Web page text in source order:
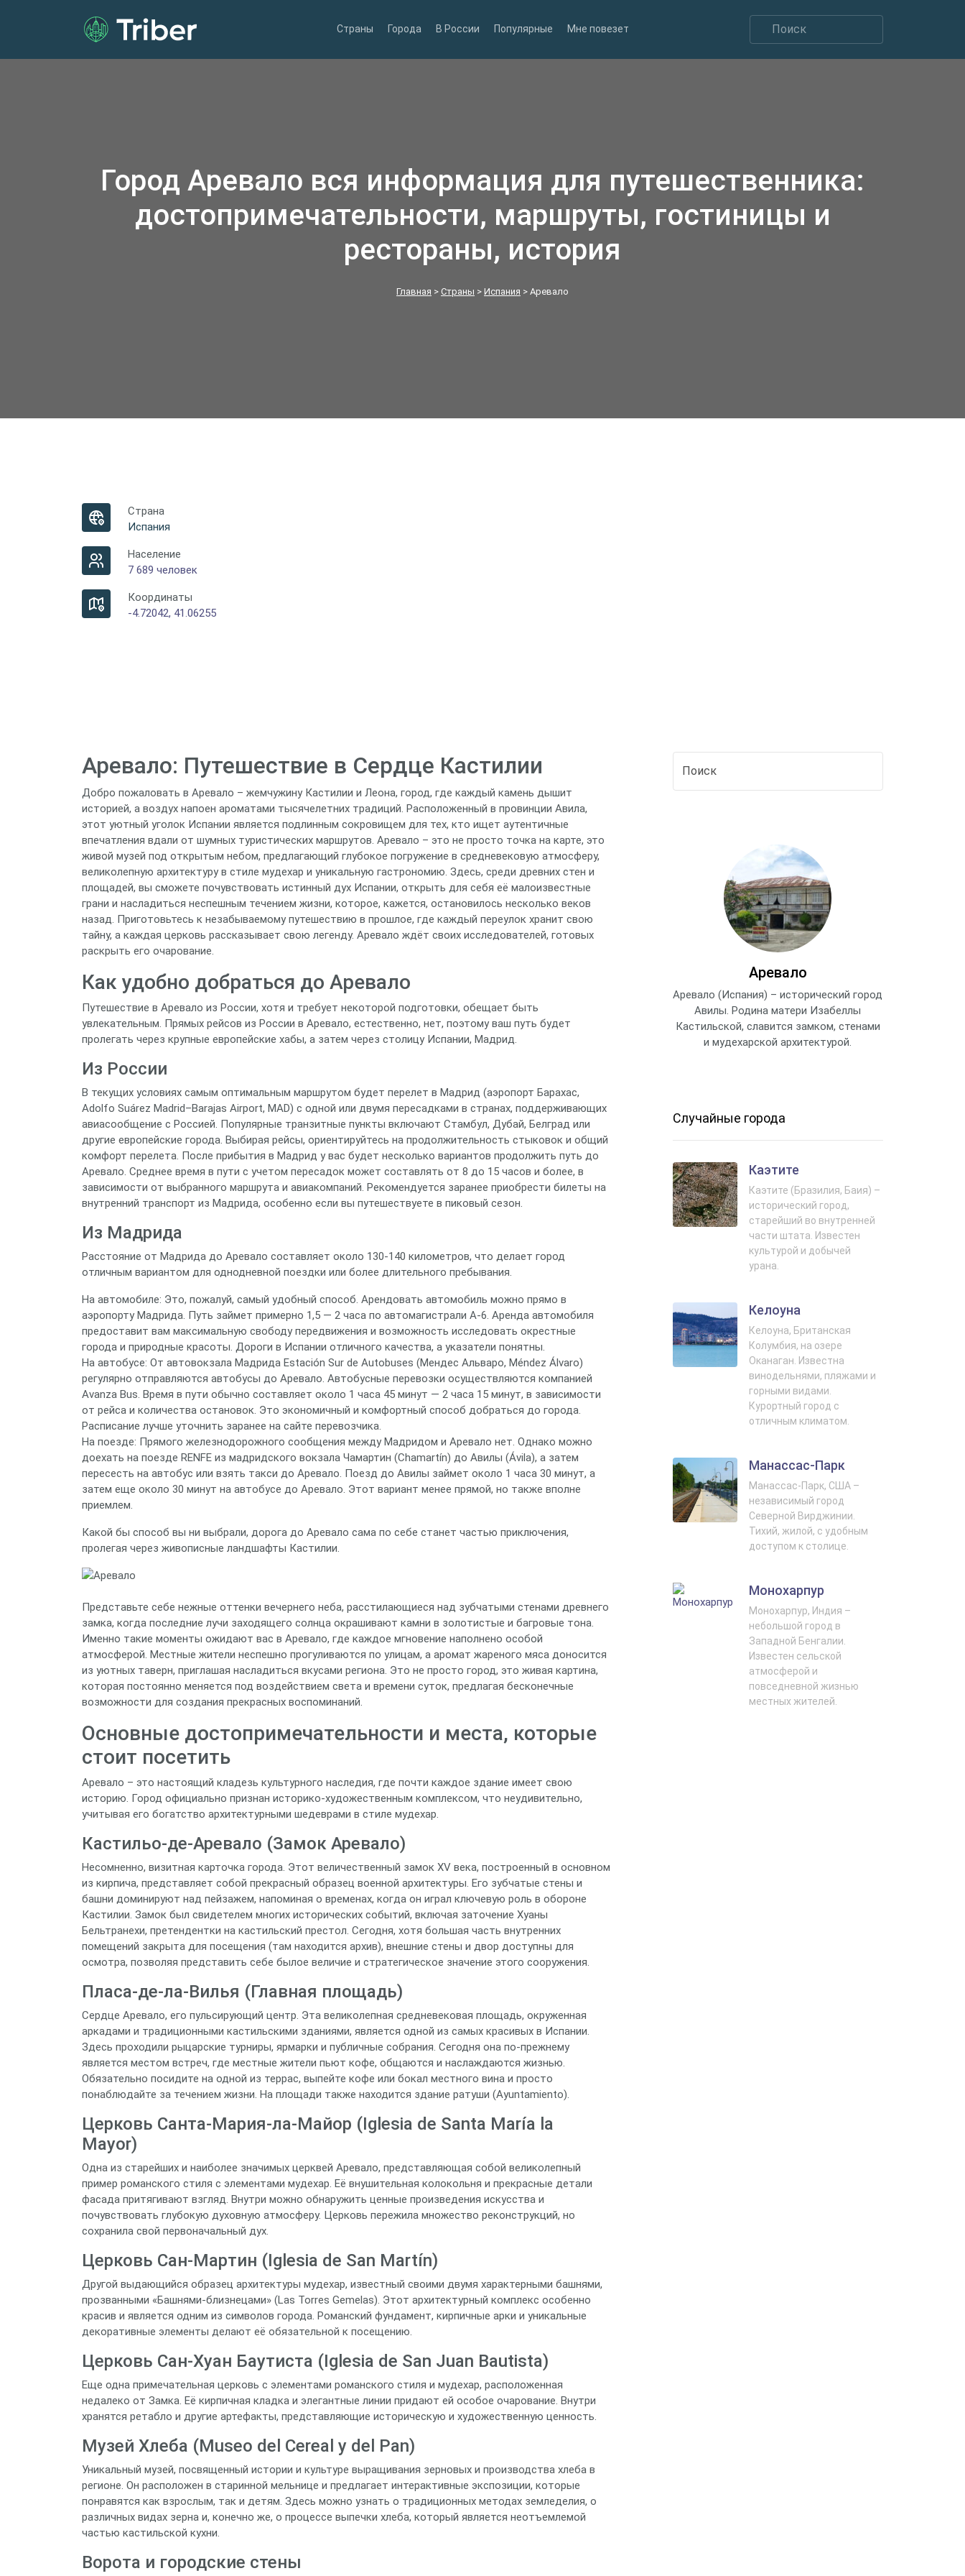
Страны Города В России Популярные Мне повезет
Город Аревало вся информация для путешественника:
достопримечательности, маршруты, гостиницы и
рестораны, история
Главная > Страны > Испания > Аревало
Страна
Испания
Население
7 689 человек
Координаты
-4.72042, 41.06255
Аревало: Путешествие в Сердце Кастилии
Добро пожаловать в Аревало – жемчужину Кастилии и Леона, город, где каждый камень дышит
историей, а воздух напоен ароматами тысячелетних традиций. Расположенный в провинции Авила,
этот уютный уголок Испании является подлинным сокровищем для тех, кто ищет аутентичные
впечатления вдали от шумных туристических маршрутов. Аревало – это не просто точка на карте, это
живой музей под открытым небом, предлагающий глубокое погружение в средневековую атмосферу,
великолепную архитектуру в стиле мудехар и уникальную гастрономию. Здесь, среди древних стен и
площадей, вы сможете почувствовать истинный дух Испании, открыть для себя её малоизвестные
грани и насладиться неспешным течением жизни, которое, кажется, остановилось несколько веков
назад. Приготовьтесь к незабываемому путешествию в прошлое, где каждый переулок хранит свою
тайну, а каждая церковь рассказывает свою легенду. Аревало ждёт своих исследователей, готовых
раскрыть его очарование.
Как удобно добраться до Аревало
Путешествие в Аревало из России, хотя и требует некоторой подготовки, обещает быть
увлекательным. Прямых рейсов из России в Аревало, естественно, нет, поэтому ваш путь будет
пролегать через крупные европейские хабы, а затем через столицу Испании, Мадрид.
Из России
В текущих условиях самым оптимальным маршрутом будет перелет в Мадрид (аэропорт Барахас,
Adolfo Suárez Madrid–Barajas Airport, MAD) с одной или двумя пересадками в странах, поддерживающих
авиасообщение с Россией. Популярные транзитные пункты включают Стамбул, Дубай, Белград или
другие европейские города. Выбирая рейсы, ориентируйтесь на продолжительность стыковок и общий
комфорт перелета. После прибытия в Мадрид у вас будет несколько вариантов продолжить путь до
Аревало. Среднее время в пути с учетом пересадок может составлять от 8 до 15 часов и более, в
зависимости от выбранного маршрута и авиакомпаний. Рекомендуется заранее приобрести билеты на
внутренний транспорт из Мадрида, особенно если вы путешествуете в пиковый сезон.
Из Мадрида
Расстояние от Мадрида до Аревало составляет около 130-140 километров, что делает город
отличным вариантом для однодневной поездки или более длительного пребывания.
На автомобиле: Это, пожалуй, самый удобный способ. Арендовать автомобиль можно прямо в
аэропорту Мадрида. Путь займет примерно 1,5 — 2 часа по автомагистрали A-6. Аренда автомобиля
предоставит вам максимальную свободу передвижения и возможность исследовать окрестные
города и природные красоты. Дороги в Испании отличного качества, а указатели понятны.
На автобусе: От автовокзала Мадрида Estación Sur de Autobuses (Мендес Альваро, Méndez Álvaro)
регулярно отправляются автобусы до Аревало. Автобусные перевозки осуществляются компанией
Avanza Bus. Время в пути обычно составляет около 1 часа 45 минут — 2 часа 15 минут, в зависимости
от рейса и количества остановок. Это экономичный и комфортный способ добраться до города.
Расписание лучше уточнить заранее на сайте перевозчика.
На поезде: Прямого железнодорожного сообщения между Мадридом и Аревало нет. Однако можно
доехать на поезде RENFE из мадридского вокзала Чамартин (Chamartín) до Авилы (Ávila), а затем
пересесть на автобус или взять такси до Аревало. Поезд до Авилы займет около 1 часа 30 минут, а
затем еще около 30 минут на автобусе до Аревало. Этот вариант менее прямой, но также вполне
приемлем.
Какой бы способ вы ни выбрали, дорога до Аревало сама по себе станет частью приключения,
пролегая через живописные ландшафты Кастилии.
Представьте себе нежные оттенки вечернего неба, расстилающиеся над зубчатыми стенами древнего
замка, когда последние лучи заходящего солнца окрашивают камни в золотистые и багровые тона.
Именно такие моменты ожидают вас в Аревало, где каждое мгновение наполнено особой
атмосферой. Местные жители неспешно прогуливаются по улицам, а аромат жареного мяса доносится
из уютных таверн, приглашая насладиться вкусами региона. Это не просто город, это живая картина,
которая постоянно меняется под воздействием света и времени суток, предлагая бесконечные
возможности для создания прекрасных воспоминаний.
Основные достопримечательности и места, которые
стоит посетить
Аревало – это настоящий кладезь культурного наследия, где почти каждое здание имеет свою
историю. Город официально признан историко-художественным комплексом, что неудивительно,
учитывая его богатство архитектурными шедеврами в стиле мудехар.
Кастильо-де-Аревало (Замок Аревало)
Несомненно, визитная карточка города. Этот величественный замок XV века, построенный в основном
из кирпича, представляет собой прекрасный образец военной архитектуры. Его зубчатые стены и
башни доминируют над пейзажем, напоминая о временах, когда он играл ключевую роль в обороне
Кастилии. Замок был свидетелем многих исторических событий, включая заточение Хуаны
Бельтранехи, претендентки на кастильский престол. Сегодня, хотя большая часть внутренних
помещений закрыта для посещения (там находится архив), внешние стены и двор доступны для
осмотра, позволяя представить себе былое величие и стратегическое значение этого сооружения.
Пласа-де-ла-Вилья (Главная площадь)
Сердце Аревало, его пульсирующий центр. Эта великолепная средневековая площадь, окруженная
аркадами и традиционными кастильскими зданиями, является одной из самых красивых в Испании.
Здесь проходили рыцарские турниры, ярмарки и публичные собрания. Сегодня она по-прежнему
является местом встреч, где местные жители пьют кофе, общаются и наслаждаются жизнью.
Обязательно посидите на одной из террас, выпейте кофе или бокал местного вина и просто
понаблюдайте за течением жизни. На площади также находится здание ратуши (Ayuntamiento).
Церковь Санта-Мария-ла-Майор (Iglesia de Santa María la
Mayor)
Одна из старейших и наиболее значимых церквей Аревало, представляющая собой великолепный
пример романского стиля с элементами мудехар. Её внушительная колокольня и прекрасные детали
фасада притягивают взгляд. Внутри можно обнаружить ценные произведения искусства и
почувствовать глубокую духовную атмосферу. Церковь пережила множество реконструкций, но
сохранила свой первоначальный дух.
Церковь Сан-Мартин (Iglesia de San Martín)
Другой выдающийся образец архитектуры мудехар, известный своими двумя характерными башнями,
прозванными «Башнями-близнецами» (Las Torres Gemelas). Этот архитектурный комплекс особенно
красив и является одним из символов города. Романский фундамент, кирпичные арки и уникальные
декоративные элементы делают её обязательной к посещению.
Церковь Сан-Хуан Баутиста (Iglesia de San Juan Bautista)
Еще одна примечательная церковь с элементами романского стиля и мудехар, расположенная
недалеко от Замка. Её кирпичная кладка и элегантные линии придают ей особое очарование. Внутри
хранятся ретабло и другие артефакты, представляющие историческую и художественную ценность.
Музей Хлеба (Museo del Cereal y del Pan)
Уникальный музей, посвященный истории и культуре выращивания зерновых и производства хлеба в
регионе. Он расположен в старинной мельнице и предлагает интерактивные экспозиции, которые
понравятся как взрослым, так и детям. Здесь можно узнать о традиционных методах земледелия, о
различных видах зерна и, конечно же, о процессе выпечки хлеба, который является неотъемлемой
частью кастильской кухни.
Ворота и городские стены
Аревало
Аревало (Испания) – исторический город
Авилы. Родина матери Изабеллы
Кастильской, славится замком, стенами
и мудехарской архитектурой.
Случайные города
Каэтите
Каэтите (Бразилия, Баия) –
исторический город,
старейший во внутренней
части штата. Известен
культурой и добычей
урана.
Келоуна
Келоуна, Британская
Колумбия, на озере
Оканаган. Известна
винодельнями, пляжами и
горными видами.
Курортный город с
отличным климатом.
Манассас-Парк
Манассас-Парк, США –
независимый город
Северной Вирджинии.
Тихий, жилой, с удобным
доступом к столице.
Монохарпур
Монохарпур, Индия –
небольшой город в
Западной Бенгалии.
Известен сельской
атмосферой и
повседневной жизнью
местных жителей.